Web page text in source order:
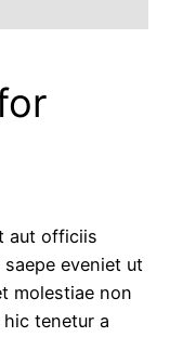
aut officiis
eveniet ut
molestiae non
hic tenetur a